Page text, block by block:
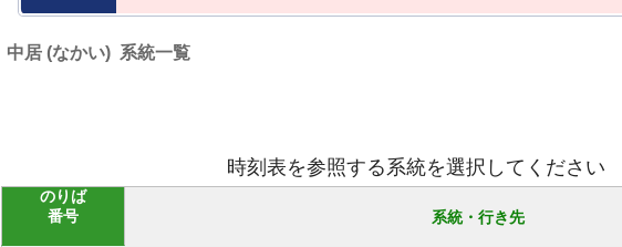
中居 (なかい) 系統一覧
時刻表を参照する系統を選択してください
のりば
番号
系統・行き先